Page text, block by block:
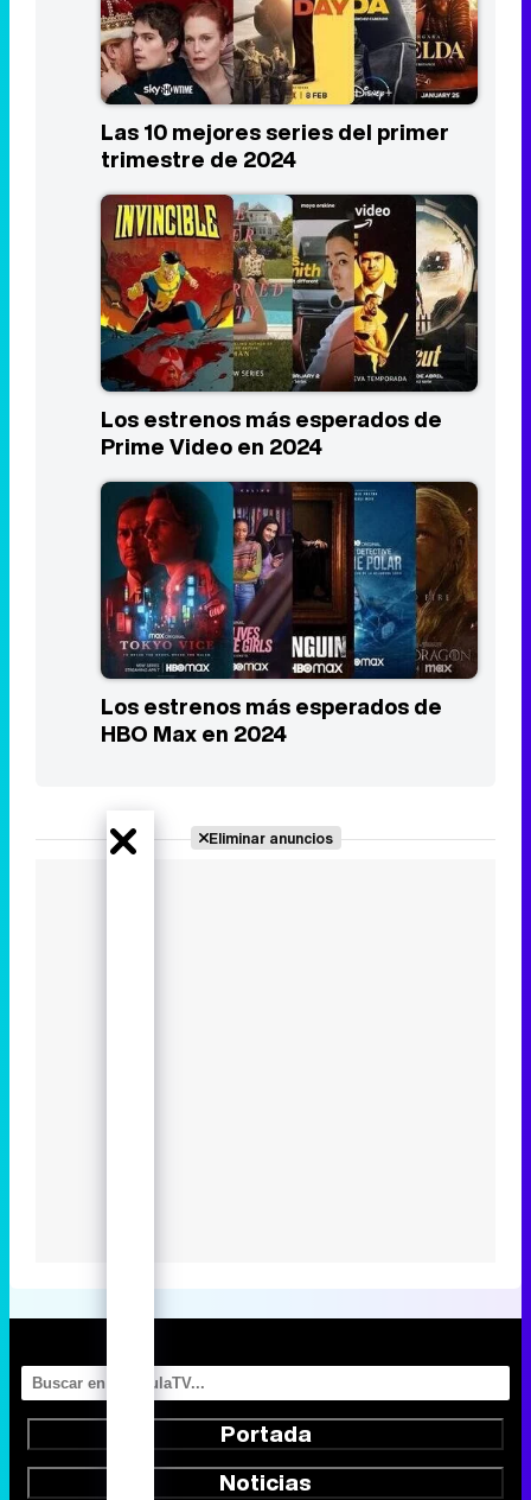
Las 10 mejores series del primer
trimestre de 2024
Los estrenos más esperados de
Prime Video en 2024
Los estrenos más esperados de
HBO Max en 2024
Eliminar anuncios
Portada
Noticias